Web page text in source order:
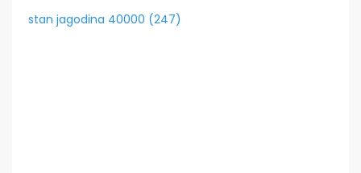
stan jagodina 40000 (247)